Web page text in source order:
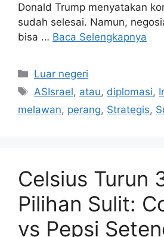
Donald Trump menyatakan
sudah selesai. Namun,
bisa … Baca Selengkapnya
Kategori
Luar negeri
Tag
ASIsrael, atau, diplomasi,
melawan, perang, Strategis,
Celsius Turun
Pilihan Sulit:
vs Pepsi